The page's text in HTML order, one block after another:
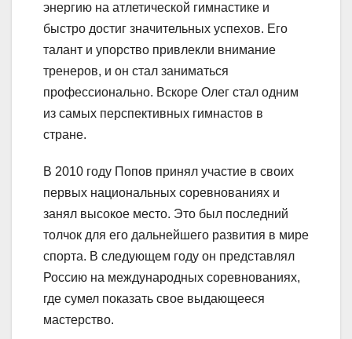
энергию на атлетической гимнастике и
быстро достиг значительных успехов. Его
талант и упорство привлекли внимание
тренеров, и он стал заниматься
профессионально. Вскоре Олег стал одним
из самых перспективных гимнастов в
стране.
В 2010 году Попов принял участие в своих
первых национальных соревнованиях и
занял высокое место. Это был последний
толчок для его дальнейшего развития в мире
спорта. В следующем году он представлял
Россию на международных соревнованиях,
где сумел показать свое выдающееся
мастерство.